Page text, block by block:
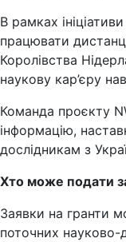
В рамках
працювати
Королівства
наукову кар’єру
Команда проєкту
інформацію,
дослідникам з
Хто може подати
Заявки на гранти
поточних науково-